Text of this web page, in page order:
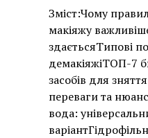
Зміст:Чому
макіяжу
здаєтьсяТипові
демакіяжіТОП-7
засобів для
переваги та
вода: